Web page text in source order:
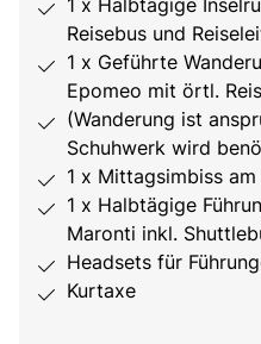
1 x Halbtägige
Reisebus und
1 x Geführte
Epomeo mit örtl.
(Wanderung ist
Schuhwerk wird
1 x Mittagsimbiss
1 x Halbtägige
Maronti inkl.
Headsets für
Kurtaxe